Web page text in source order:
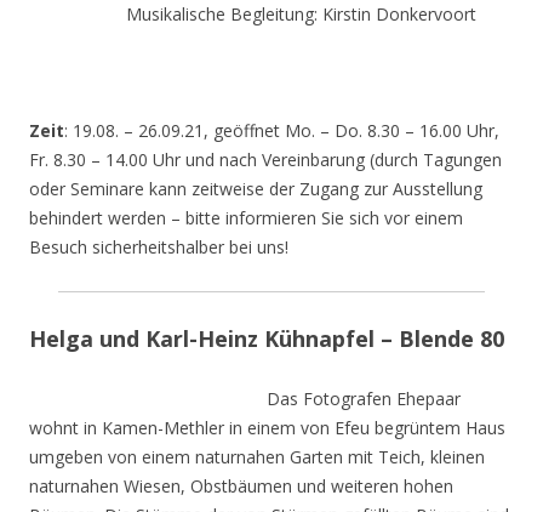
Musikalische Begleitung: Kirstin Donkervoort
Zeit: 19.08. – 26.09.21, geöffnet Mo. – Do. 8.30 – 16.00 Uhr,
Fr. 8.30 – 14.00 Uhr und nach Vereinbarung (durch Tagungen
oder Seminare kann zeitweise der Zugang zur Ausstellung
behindert werden – bitte informieren Sie sich vor einem
Besuch sicherheitshalber bei uns!
Helga und Karl-Heinz Kühnapfel – Blende 80
Das Fotografen Ehepaar
wohnt in Kamen-Methler in einem von Efeu begrüntem Haus
umgeben von einem naturnahen Garten mit Teich, kleinen
naturnahen Wiesen, Obstbäumen und weiteren hohen